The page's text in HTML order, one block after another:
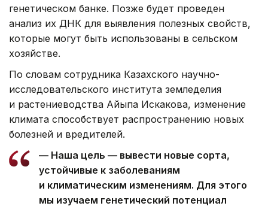
генетическом банке. Позже будет проведен
анализ их ДНК для выявления полезных свойств,
которые могут быть использованы в сельском
хозяйстве.
По словам сотрудника Казахского научно-
исследовательского института земледелия
и растениеводства Айыпа Искакова, изменение
климата способствует распространению новых
болезней и вредителей.
— Наша цель — вывести новые сорта,
устойчивые к заболеваниям
и климатическим изменениям. Для этого
мы изучаем генетический потенциал